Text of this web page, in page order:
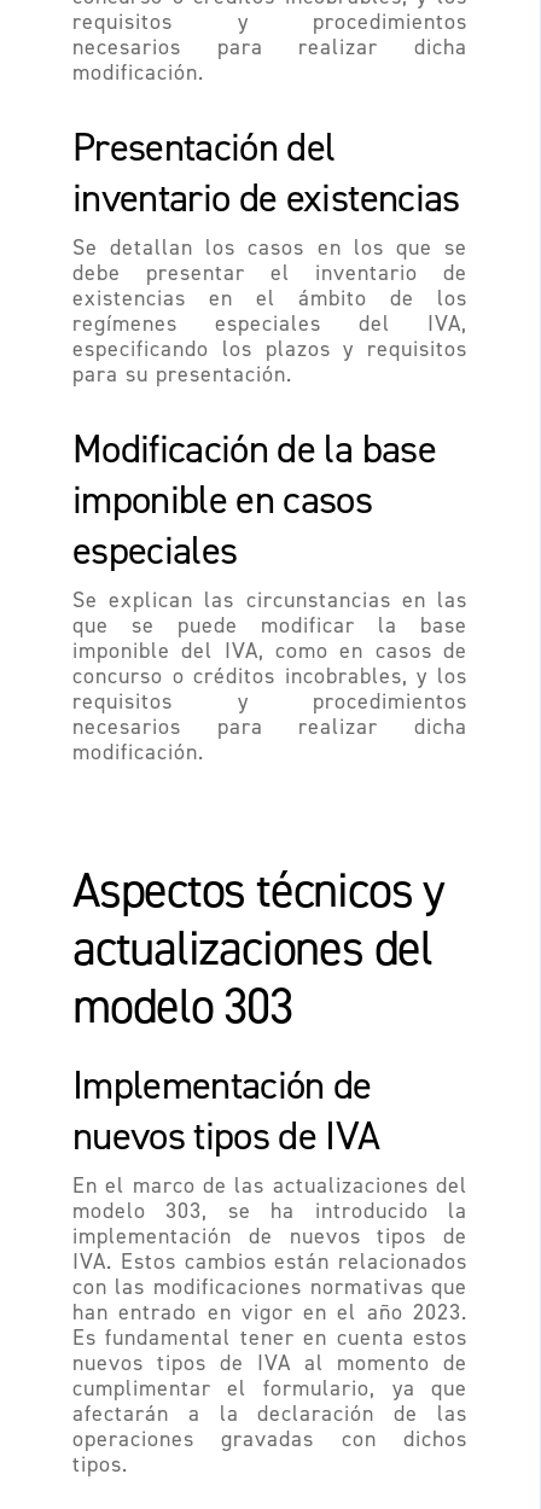
requisitos y procedimientos
necesarios para realizar dicha
modificación.
Presentación del
inventario de existencias
Se detallan los casos en los que se
debe presentar el inventario de
existencias en el ámbito de los
regímenes especiales del IVA,
especificando los plazos y requisitos
para su presentación.
Modificación de la base
imponible en casos
especiales
Se explican las circunstancias en las
que se puede modificar la base
imponible del IVA, como en casos de
concurso o créditos incobrables, y los
requisitos y procedimientos
necesarios para realizar dicha
modificación.
Aspectos técnicos y
actualizaciones del
modelo 303
Implementación de
nuevos tipos de IVA
En el marco de las actualizaciones del
modelo 303, se ha introducido la
implementación de nuevos tipos de
IVA. Estos cambios están relacionados
con las modificaciones normativas que
han entrado en vigor en el año 2023.
Es fundamental tener en cuenta estos
nuevos tipos de IVA al momento de
cumplimentar el formulario, ya que
afectarán a la declaración de las
operaciones gravadas con dichos
tipos.